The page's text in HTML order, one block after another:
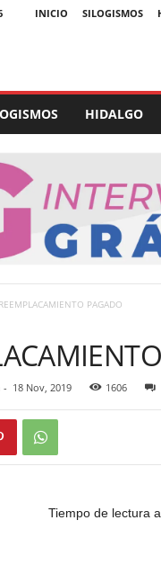
INICIO SILOGISMOS
HIDALGO
REEMPLACAMIENTO PAGADO
- 18 Nov, 2019 1606
Tiempo de lectura